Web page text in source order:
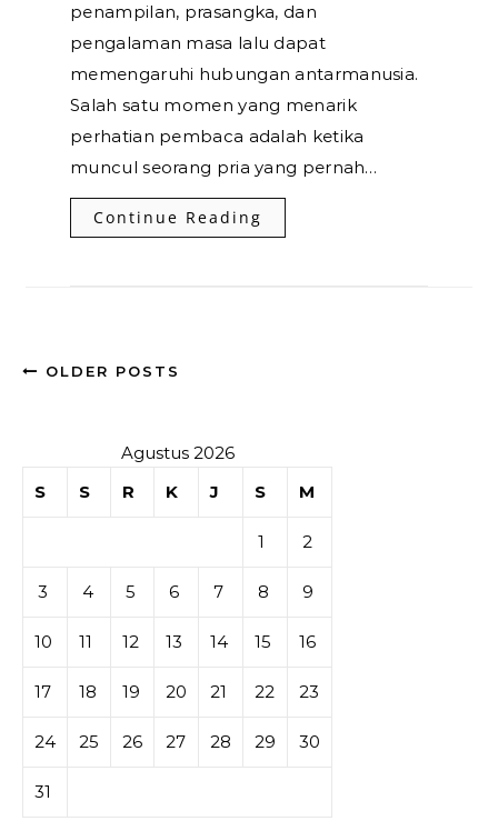
penampilan, prasangka, dan
pengalaman masa lalu dapat
memengaruhi hubungan antarmanusia.
Salah satu momen yang menarik
perhatian pembaca adalah ketika
muncul seorang pria yang pernah…
Continue Reading
OLDER POSTS
Agustus 2026
S
S R K J S M
1 2
3 4 5 6 7 8 9
10 11 12 13 14 15 16
17 18 19 20 21 22 23
24 25 26 27 28 29 30
31